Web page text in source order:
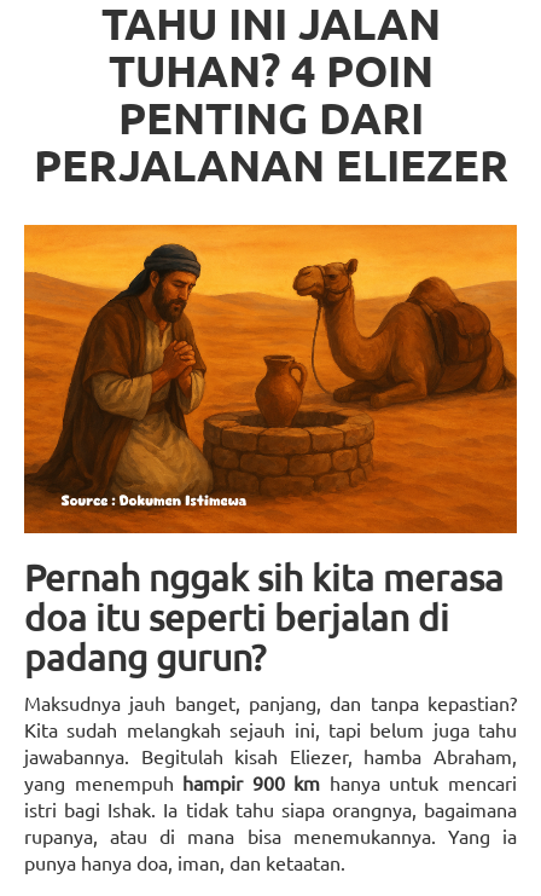
TAHU INI JALAN
TUHAN? 4 POIN
PENTING DARI
PERJALANAN ELIEZER
Pernah nggak sih kita merasa
doa itu seperti berjalan di
padang gurun?
Maksudnya jauh banget, panjang, dan tanpa kepastian?
Kita sudah melangkah sejauh ini, tapi belum juga tahu
jawabannya. Begitulah kisah Eliezer, hamba Abraham,
yang menempuh hampir 900 km hanya untuk mencari
istri bagi Ishak. Ia tidak tahu siapa orangnya, bagaimana
rupanya, atau di mana bisa menemukannya. Yang ia
punya hanya doa, iman, dan ketaatan.